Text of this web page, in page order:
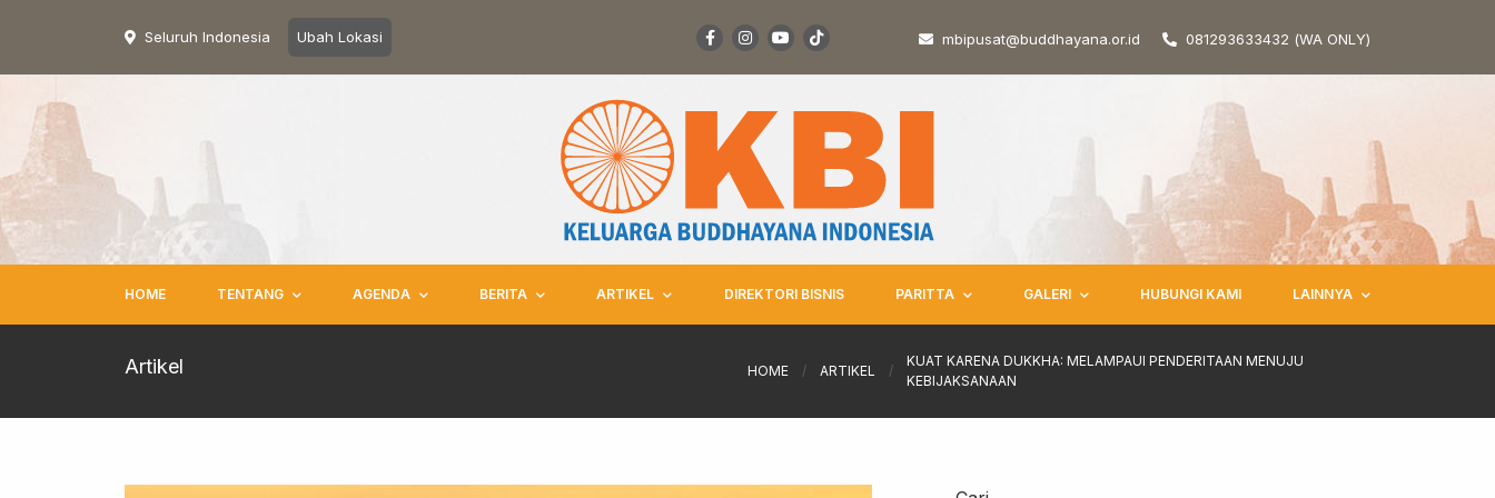
Seluruh Indonesia Ubah Lokasi mbipusat@buddhayana.or.id 081293633432 (WA ONLY)
HOME TENTANG AGENDA BERITA ARTIKEL DIREKTORI BISNIS PARITTA GALERI HUBUNGI KAMI LAINNYA
Artikel HOME / ARTIKEL /
KUAT KARENA DUKKHA: MELAMPAUI PENDERITAAN MENUJU
KEBIJAKSANAAN